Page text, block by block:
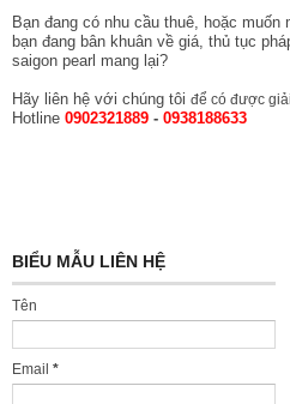
Bạn đang có nhu cầu thuê, hoặc muốn
bạn đang bân khuân về giá, thủ tục
saigon pearl mang lại?
Hãy liên hệ với chúng tôi để có được
Hotline 0902321889 - 0938188633
BIỂU MẪU LIÊN HỆ
Tên
Email *